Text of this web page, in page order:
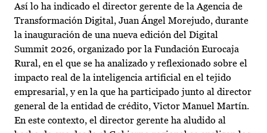
Así lo ha indicado el director gerente de la Agencia de
Transformación Digital, Juan Ángel Morejudo, durante
la inauguración de una nueva edición del Digital
Summit 2026, organizado por la Fundación Eurocaja
Rural, en el que se ha analizado y reflexionado sobre el
impacto real de la inteligencia artificial en el tejido
empresarial, y en la que ha participado junto al director
general de la entidad de crédito, Victor Manuel Martín.
En este contexto, el director gerente ha aludido al